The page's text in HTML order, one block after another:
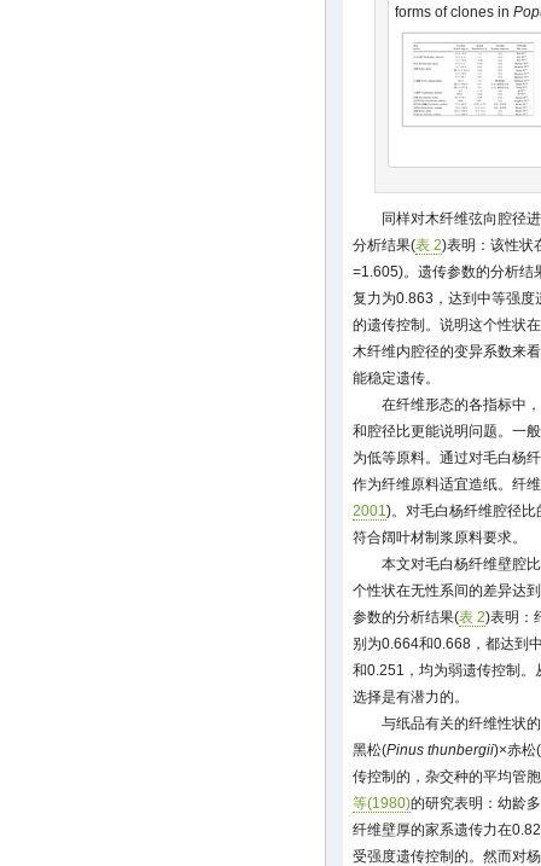
forms of clones in
同样对木纤维弦向腔径
分析结果(表 2)表明：该性状
=1.605)。遗传参数的分析结
复力为0.863，达到中等强
的遗传控制。说明这个性状
木纤维内腔径的变异系数来
能稳定遗传。
在纤维形态的各指标中
和腔径比更能说明问题。一
为低等原料。通过对毛白杨
作为纤维原料适宜造纸。纤
2001)。对毛白杨纤维腔径比
符合阔叶材制浆原料要求。
本文对毛白杨纤维壁腔
个性状在无性系间的差异达
参数的分析结果(表 2)表明：
别为0.664和0.668，都达到
和0.251，均为弱遗传控制
选择是有潜力的。
与纸品有关的纤维性状
黑松(Pinus thunbergii)×赤松(
传控制的，杂交种的平均管
等(1980)的研究表明：幼龄
纤维壁厚的家系遗传力在
受强度遗传控制的。然而对